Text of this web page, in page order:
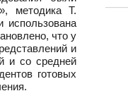
методика Т.
использована
что у
и
и со средней
готовых